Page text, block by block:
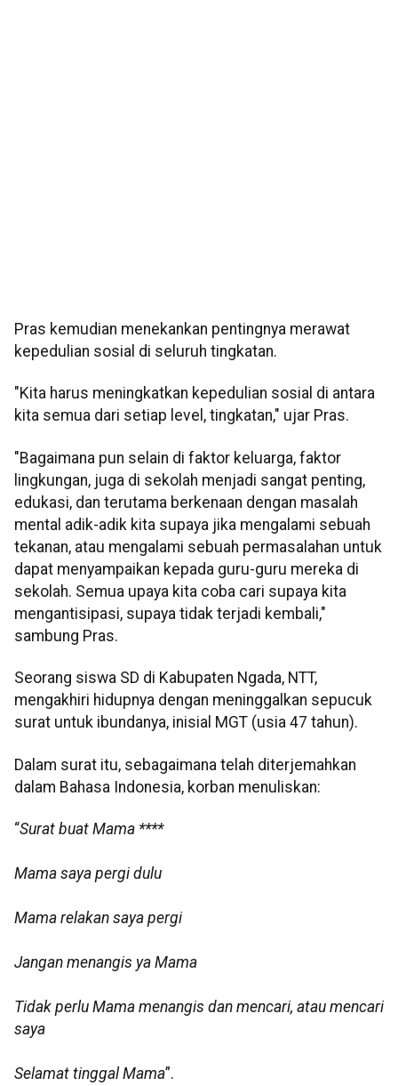
Pras kemudian menekankan pentingnya merawat
kepedulian sosial di seluruh tingkatan.
"Kita harus meningkatkan kepedulian sosial di antara
kita semua dari setiap level, tingkatan," ujar Pras.
"Bagaimana pun selain di faktor keluarga, faktor
lingkungan, juga di sekolah menjadi sangat penting,
edukasi, dan terutama berkenaan dengan masalah
mental adik-adik kita supaya jika mengalami sebuah
tekanan, atau mengalami sebuah permasalahan untuk
dapat menyampaikan kepada guru-guru mereka di
sekolah. Semua upaya kita coba cari supaya kita
mengantisipasi, supaya tidak terjadi kembali,"
sambung Pras.
Seorang siswa SD di Kabupaten Ngada, NTT,
mengakhiri hidupnya dengan meninggalkan sepucuk
surat untuk ibundanya, inisial MGT (usia 47 tahun).
Dalam surat itu, sebagaimana telah diterjemahkan
dalam Bahasa Indonesia, korban menuliskan:
“Surat buat Mama ****
Mama saya pergi dulu
Mama relakan saya pergi
Jangan menangis ya Mama
Tidak perlu Mama menangis dan mencari, atau mencari
saya
Selamat tinggal Mama”.